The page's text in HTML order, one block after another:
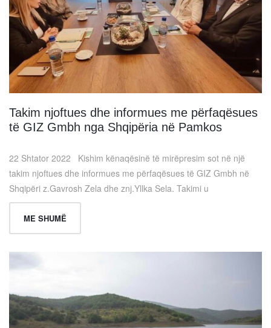
Takim njoftues dhe informues me përfaqësues
të GIZ Gmbh nga Shqipëria në Pamkos
22 Shtator 2022 Kishim kënaqësinë të mirëpresim sot në një
takim njoftues dhe informues me përfaqësues të GIZ Gmbh në
Shqipëri z.Gavrosh Zela dhe znj.Yllka Sela. Takimi u
ME SHUMË